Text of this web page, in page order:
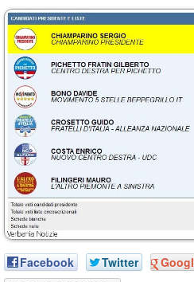
Facebook Twitter